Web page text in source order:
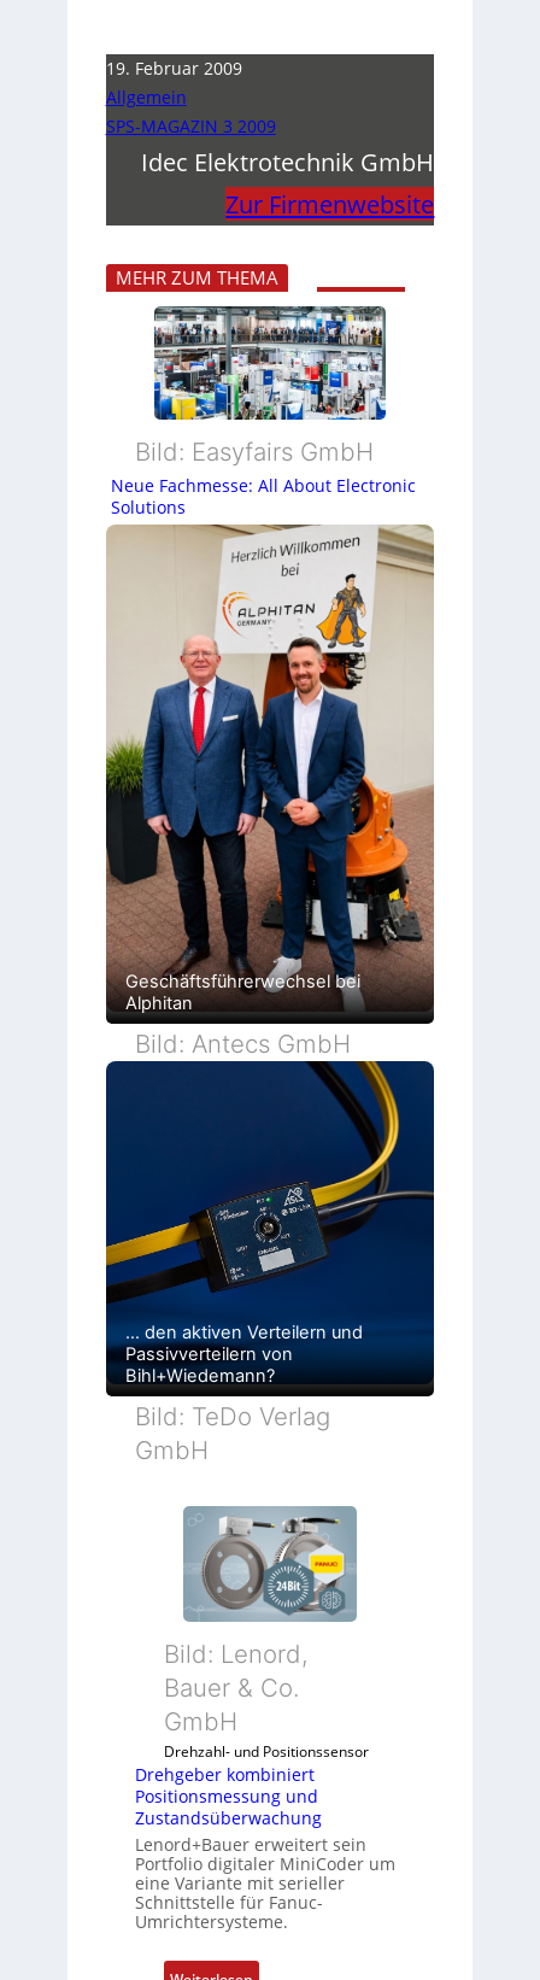
19. Februar 2009
Allgemein
SPS-MAGAZIN 3 2009
Idec Elektrotechnik GmbH
Zur Firmenwebsite
MEHR ZUM THEMA
Bild: Easyfairs GmbH
Neue Fachmesse: All About Electronic
Solutions
Geschäftsführerwechsel bei
Alphitan
Bild: Antecs GmbH
… den aktiven Verteilern und
Passivverteilern von
Bihl+Wiedemann?
Bild: TeDo Verlag
GmbH
Bild: Lenord,
Bauer & Co.
GmbH
Drehzahl- und Positionssensor
Drehgeber kombiniert
Positionsmessung und
Zustandsüberwachung
Lenord+Bauer erweitert sein
Portfolio digitaler MiniCoder um
eine Variante mit serieller
Schnittstelle für Fanuc-
Umrichtersysteme.